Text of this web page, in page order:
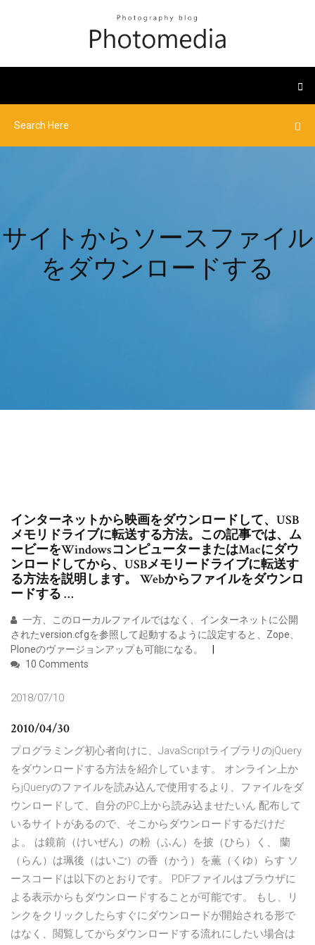
サイトからソースファイル
をダウンロードする
インターネットから映画をダウンロードして、USB
メモリドライブに転送する方法。この記事では、ム
ービーをWindowsコンピューターまたはMacにダウ
ンロードしてから、USBメモリードライブに転送す
る方法を説明します。 Webからファイルをダウンロ
ードする …
一方、このローカルファイルではなく、インターネットに公開
されたversion.cfgを参照して起動するように設定すると、Zope、
Ploneのヴァージョンアップも可能になる。
10 Comments
2018/07/10
2010/04/30
プログラミング初心者向けに、JavaScriptライブラリのjQuery
をダウンロードする方法を紹介しています。 オンライン上か
らjQueryのファイルを読み込んで使用するより、ファイルをダ
ウンロードして、自分のPC上から読み込ませたいん 配布して
いるサイトがあるので、そこからダウンロードするだけだ
よ。 は鏡前（けいぜん）の粉（ふん）を披（ひら）く、 蘭
（らん）は珮後（はいご）の香（かう）を薫（くゆ）らす ソ
ースコードは以下のとおりです。 PDFファイルはブラウザに
よる表示からもダウンロードすることが可能です。 もし、リ
ンクをクリックしたらすぐにダウンロードが開始される形で
はなく、閲覧してからダウンロードする流れにしたい場合は